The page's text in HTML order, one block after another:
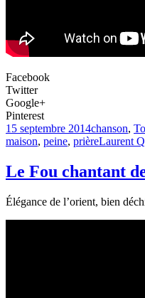
Facebook
Twitter
Google+
Pinterest
15 septembre 2014chanson,
maison, peine, prièreLaurent
Le Fou chantant
Élégance de l’orient, bien